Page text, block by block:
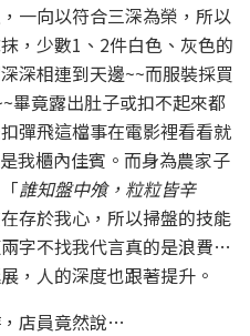
一向以符合三深為榮，所以
，少數1、2件白色、灰色的
深相連到天邊~~而服裝採買
畢竟露出肚子或扣不起來都
彈飛這檔事在電影裡看看就
我櫃內佳賓。而身為農家子
誰知盤中飧，粒粒皆辛
存於我心，所以掃盤的技能
字不找我代言真的是浪費…
，人的深度也跟著提升。
店員竟然說…